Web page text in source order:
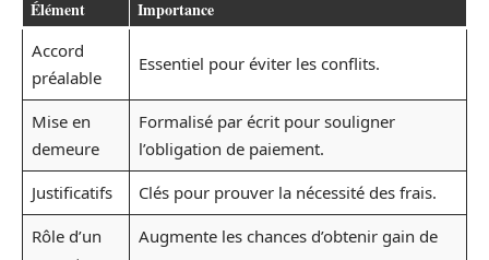
Élément Importance
Accord
préalable
Essentiel pour éviter les conflits.
Mise en
demeure
Formalisé par écrit pour souligner
l’obligation de paiement.
Justificatifs
Clés pour prouver la nécessité des frais.
Rôle d’un
Augmente les chances d’obtenir gain de